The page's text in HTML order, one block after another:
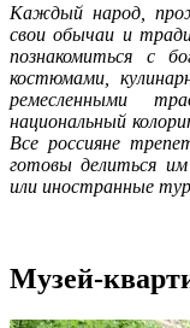
Каждый народ,
свои обычаи и
познакомиться с
костюмами,
ремесленными
национальный
Все россияне
готовы делиться
или иностранные
Музей-